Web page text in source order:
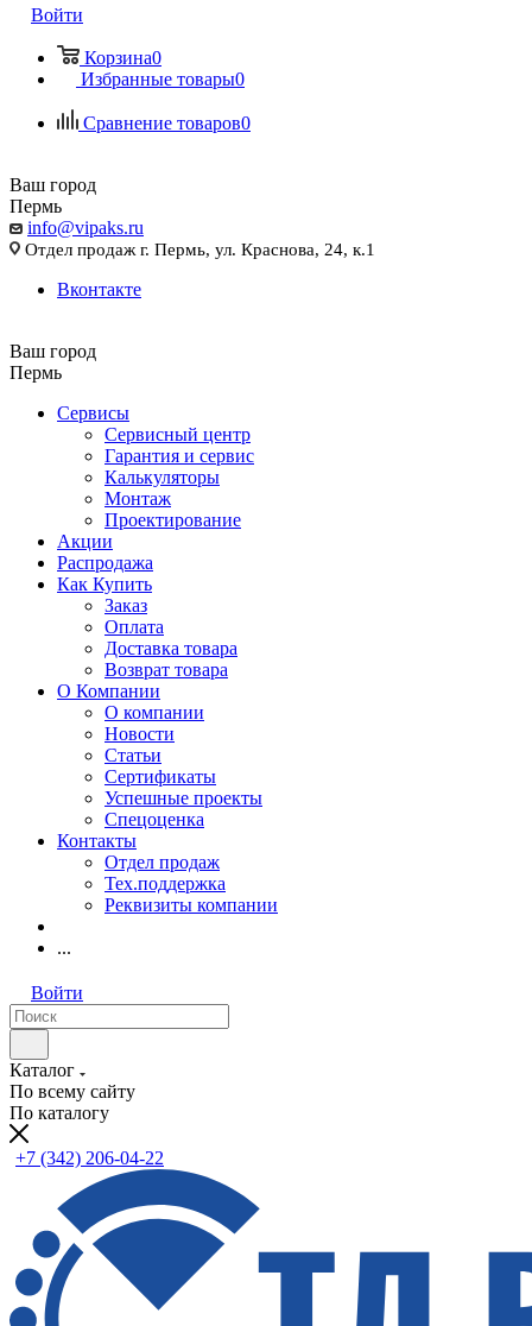
Войти
Корзина0
Избранные товары0
Сравнение товаров0
Ваш город
Пермь
info@vipaks.ru
Отдел продаж г. Пермь, ул. Краснова, 24, к.1
Вконтакте
Ваш город
Пермь
Сервисы
Сервисный центр
Гарантия и сервис
Калькуляторы
Монтаж
Проектирование
Акции
Распродажа
Как Купить
Заказ
Оплата
Доставка товара
Возврат товара
О Компании
О компании
Новости
Статьи
Сертификаты
Успешные проекты
Спецоценка
Контакты
Отдел продаж
Тех.поддержка
Реквизиты компании
...
Войти
Каталог
По всему сайту
По каталогу
+7 (342) 206-04-22